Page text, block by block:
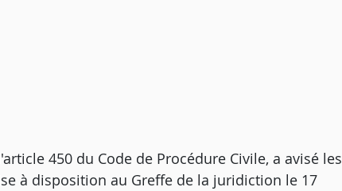
450 du Code de Procédure Civile, a avisé les
à disposition au Greffe de la juridiction le 17